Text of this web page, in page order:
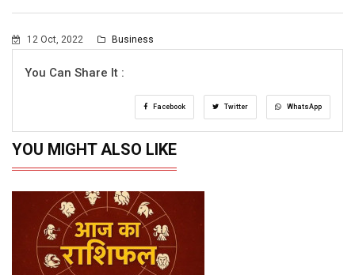
12 Oct, 2022 Business
You Can Share It :
Facebook Twitter WhatsApp
YOU MIGHT ALSO LIKE